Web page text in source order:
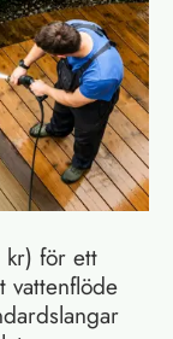
för ett
vattenflöde